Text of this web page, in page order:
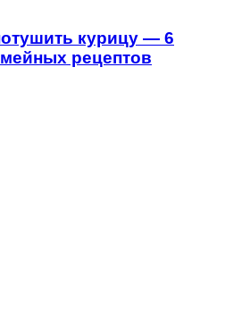
курицу — 6
рецептов